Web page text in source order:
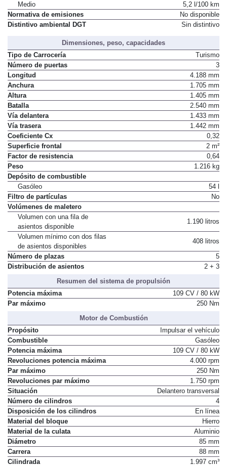
Medio
5,2 l/100 km
Normativa de emisiones
No disponible
Distintivo ambiental DGT
Sin distintivo
Dimensiones, peso, capacidades
Tipo de Carrocería
Turismo
Número de puertas
3
Longitud
4.188 mm
Anchura
1.705 mm
Altura
1.405 mm
Batalla
2.540 mm
Vía delantera
1.433 mm
Vía trasera
1.442 mm
Coeficiente Cx
0,32
Superficie frontal
2 m²
Factor de resistencia
0,64
Peso
1.216 kg
Depósito de combustible
Gasóleo
54 l
Filtro de partículas
No
Volúmenes de maletero
Volumen con una fila de
asientos disponible
1.190 litros
Volumen mínimo con dos filas
de asientos disponibles
408 litros
Número de plazas
5
Distribución de asientos
2 + 3
Resumen del sistema de propulsión
Potencia máxima
109 CV / 80 kW
Par máximo
250 Nm
Motor de Combustión
Propósito
Impulsar el vehículo
Combustible
Gasóleo
Potencia máxima
109 CV / 80 kW
Revoluciones potencia máxima
4.000 rpm
Par máximo
250 Nm
Revoluciones par máximo
1.750 rpm
Situación
Delantero transversal
Número de cilindros
4
Disposición de los cilindros
En línea
Material del bloque
Hierro
Material de la culata
Aluminio
Diámetro
85 mm
Carrera
88 mm
Cilindrada
1.997 cm³